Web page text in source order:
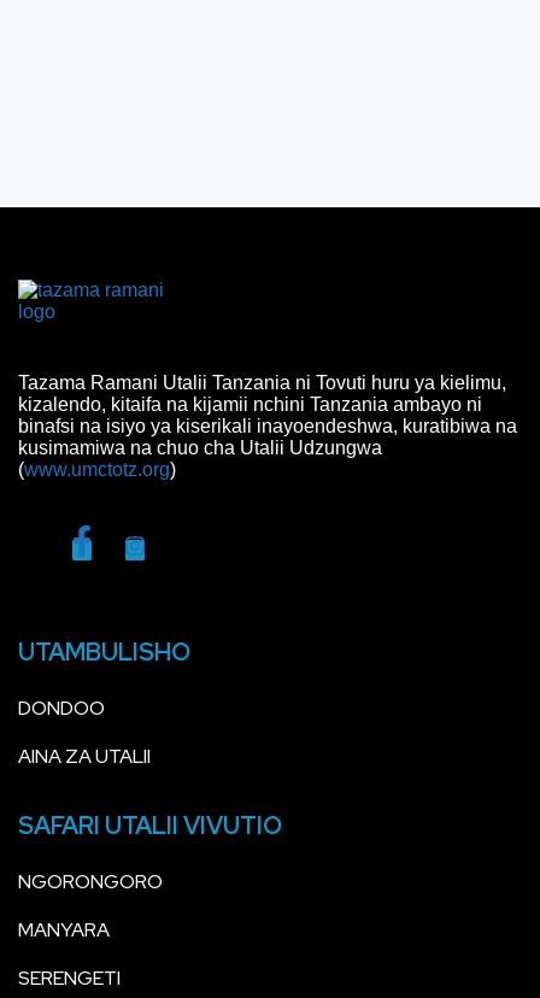
Tazama Ramani Utalii Tanzania ni Tovuti huru ya kielimu,
kizalendo, kitaifa na kijamii nchini Tanzania ambayo ni
binafsi na isiyo ya kiserikali inayoendeshwa, kuratibiwa na
kusimamiwa na chuo cha Utalii Udzungwa
(www.umctotz.org)
UTAMBULISHO
DONDOO
AINA ZA UTALII
SAFARI UTALII VIVUTIO
NGORONGORO
MANYARA
SERENGETI